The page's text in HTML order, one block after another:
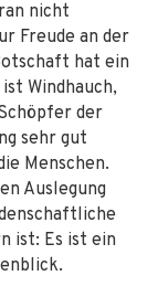
nicht
Freude an der
hat ein
Windhauch,
der
sehr gut
Menschen.
Auslegung
ist: Es ist ein